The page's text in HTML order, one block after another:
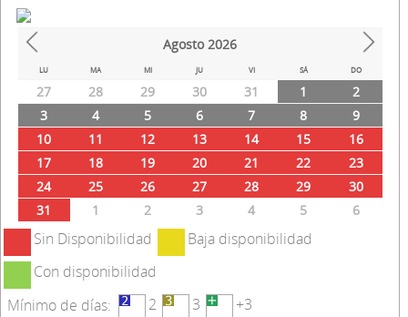
Prev Next
Agosto 2026
LU MA MI JU VI SÁ DO
27 28 29 30 31 1
2
3
4 5 6 7 8
9
10
11 12 13 14 15
16
17
18 19 20 21 22
23
24
25 26 27 28 29
30
31
1 2 3 4 5 6
Sin Disponibilidad
Baja disponibilidad
Con disponibilidad
Mínimo de días:
2 3 +3